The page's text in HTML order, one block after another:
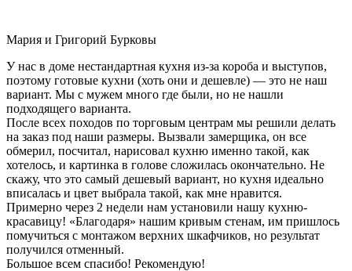
Мария и Григорий Бурковы
У нас в доме нестандартная кухня из-за короба и выступов,
поэтому готовые кухни (хоть они и дешевле) — это не наш
вариант. Мы с мужем много где были, но не нашли
подходящего варианта.
После всех походов по торговым центрам мы решили делать
на заказ под наши размеры. Вызвали замерщика, он все
обмерил, посчитал, нарисовал кухню именно такой, как
хотелось, и картинка в голове сложилась окончательно. Не
скажу, что это самый дешевый вариант, но кухня идеально
вписалась и цвет выбрала такой, как мне нравится.
Примерно через 2 недели нам установили нашу кухню-
красавицу! «Благодаря» нашим кривым стенам, им пришлось
помучиться с монтажом верхних шкафчиков, но результат
получился отменный.
Большое всем спасибо! Рекомендую!